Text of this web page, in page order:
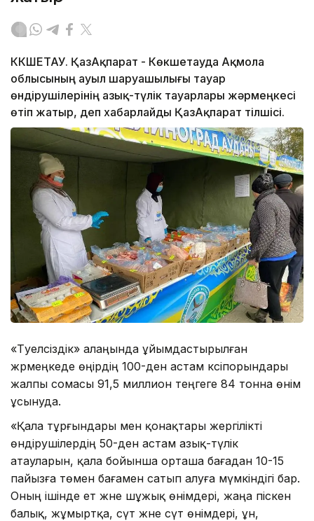
КӨКШЕТАУ. ҚазАқпарат - Көкшетауда Ақмола
облысының ауыл шаруашылығы тауар
өндірушілерінің азық-түлік тауарлары жәрмеңкесі
өтіп жатыр, деп хабарлайды ҚазАқпарат тілшісі.
«Тәуелсіздік» алаңында ұйымдастырылған
жәрмеңкеде өңірдің 100-ден астам кәсіпорындары
жалпы сомасы 91,5 миллион теңгеге 84 тонна өнім
ұсынуда.
«Қала тұрғындары мен қонақтары жергілікті
өндірушілердің 50-ден астам азық-түлік
атауларын, қала бойынша орташа бағадан 10-15
пайызға төмен бағамен сатып алуға мүмкіндігі бар.
Оның ішінде ет және шұжық өнімдері, жаңа піскен
балық, жұмыртқа, сүт және сүт өнімдері, ұн,